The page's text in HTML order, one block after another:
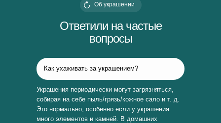
Ответили на частые
вопросы
Об украшении
Как ухаживать за украшением?
Украшения периодически могут загрязняться,
собирая на себе пыль/грязь/кожное сало и т. д.
Это нормально, особенно если у украшения
много элементов и камней. В домашних